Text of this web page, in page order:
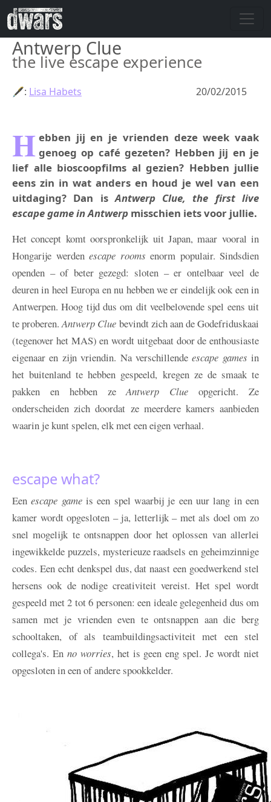
Overslaan en naar de inhoud gaan
Antwerp Clue
the live escape experience
20/02/2015
🖋: Lisa Habets
H ebben jij en je vrienden deze week vaak
genoeg op café gezeten? Hebben jij en je
lief alle bioscoopfilms al gezien? Hebben jullie
eens zin in wat anders en houd je wel van een
uitdaging? Dan isAntwerp Clue, the first live
escape game in Antwerp misschien iets voor jullie.
Het concept komt oorspronkelijk uit Japan, maar vooral in
Hongarije werden escape rooms enorm populair. Sindsdien
openden – of beter gezegd: sloten – er ontelbaar veel de
deuren in heel Europa en nu hebben we er eindelijk ook een in
Antwerpen. Hoog tijd dus om dit veelbelovende spel eens uit
te proberen.Antwerp Clue bevindt zich aan de Godefriduskaai
(tegenover het MAS) en wordt uitgebaat door de enthousiaste
eigenaar en zijn vriendin. Na verschillendeescape games in
het buitenland te hebben gespeeld, kregen ze de smaak te
pakken en hebben zeAntwerp Clue opgericht. Ze
onderscheiden zich doordat ze meerdere kamers aanbieden
waarin je kunt spelen, elk met een eigen verhaal.
escape what?
Eenescape gameis een spel waarbij je een uur lang in een
kamer wordt opgesloten – ja, letterlijk – met als doel om zo
snel mogelijk te ontsnappen door het oplossen van allerlei
ingewikkelde puzzels, mysterieuze raadsels en geheimzinnige
codes. Een echt denkspel dus, dat naast een goedwerkend stel
hersens ook de nodige creativiteit vereist. Het spel wordt
gespeeld met 2 tot 6 personen: een ideale gelegenheid dus om
samen met je vrienden even te ontsnappen aan die berg
schooltaken, of als teambuildingsactiviteit met een stel
collega's. En no worries, het is geen eng spel. Je wordt niet
opgesloten in een of andere spookkelder.